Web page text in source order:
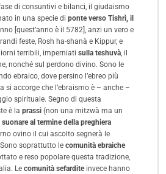
di consuntivi e bilanci, il giudaismo
in una specie di ponte verso Tishrì, il
[quest’anno è il 5782], anzi un vero e
feste, Rosh ha-shanà e Kippur, e
terribili, imperniati sulla teshuvà, il
nonché sul perdono divino. Sono le
ebraico, dove persino l’ebreo più
accorge che l’ebraismo è – anche –
spirituale. Segno di questa
è la prassi (non una mitzwà ma un
suonare al termine della preghiera
ovino il cui ascolto segnerà le
soprattutto le comunità ebraiche
e reso popolare questa tradizione,
Le comunità sefarditeinvece hanno